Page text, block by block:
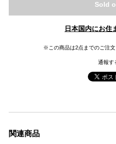
Sold
日本国内にお住
※この商品は2点までのご注文
通報す
関連商品